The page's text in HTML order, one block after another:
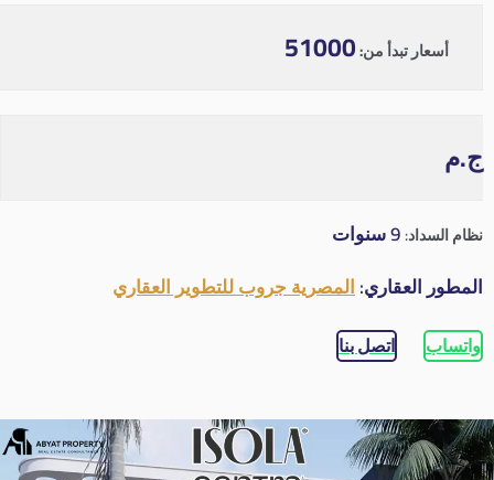
أسعار تبدأ من:51000
ج.م
نظام السداد:9 سنوات
المطور العقاري:المصرية جروب للتطوير العقاري
واتساب اتصل بنا